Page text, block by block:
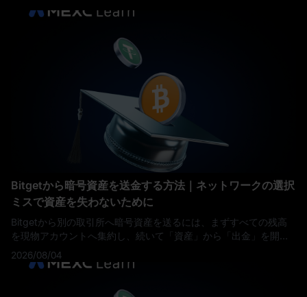
Bitgetから暗号資産を送金する方法｜ネットワークの選択
ミスで資産を失わないために
Bitgetから別の取引所へ暗号資産を送るには、まずすべての残高
を現物アカウントへ集約し、続いて「資産」から「出金」を開
き、送金先のプラットフォームがその銘柄で実際に受け付けてい
るネットワークを選び、送金先の入金アドレスと、必要であれば
を確定します。 送金はオンチェーンで行われ、取り消しはできま
2026/08/04